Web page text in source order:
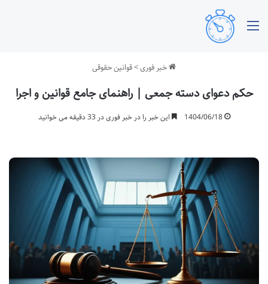
خبر فوری>قوانین حقوقی
حکم دعوای دسته جمعی | راهنمای جامع قوانین و اجرا
1404/06/18 این خبر را در خبر فوری در 33 دقیقه می خوانید